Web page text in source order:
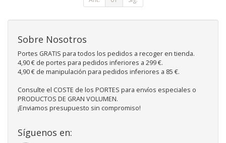
Sobre Nosotros
Portes GRATIS para todos los pedidos a recoger en tienda.
4,90 € de portes para pedidos inferiores a 299 €.
4,90 € de manipulación para pedidos inferiores a 85 €.
Consulte el COSTE de los PORTES para envíos especiales o
PRODUCTOS DE GRAN VOLUMEN.
¡Enviamos presupuesto sin compromiso!
Síguenos en: